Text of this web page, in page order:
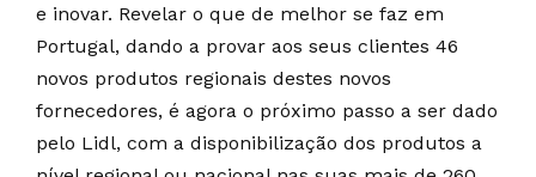
e inovar. Revelar o que de melhor se faz em
Portugal, dando a provar aos seus clientes 46
novos produtos regionais destes novos
fornecedores, é agora o próximo passo a ser dado
pelo Lidl, com a disponibilização dos produtos a